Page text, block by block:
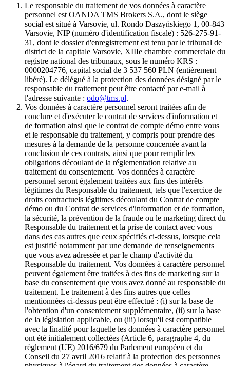
Le responsable du traitement de vos données à caractère
personnel est OANDA TMS Brokers S.A., dont le siège
social est situé à Varsovie, ul. Rondo Daszyńskiego 1, 00-843
Varsovie, NIP (numéro d'identification fiscale) : 526-275-91-
31, dont le dossier d'enregistrement est tenu par le tribunal de
district de la capitale Varsovie, XIIIe chambre commerciale du
registre national des tribunaux, sous le numéro KRS :
0000204776, capital social de 3 537 560 PLN (entièrement
libéré). Le délégué à la protection des données désigné par le
responsable du traitement peut être contacté par e-mail à
l'adresse suivante : odo@tms.pl.
Vos données à caractère personnel seront traitées afin de
conclure et d'exécuter le contrat de services d'information et
de formation ainsi que le contrat de compte démo entre vous
et le responsable du traitement, y compris pour prendre des
mesures à la demande de la personne concernée avant la
conclusion de ces contrats, ainsi que pour remplir les
obligations découlant de la réglementation relative au
traitement du consentement. Vos données à caractère
personnel seront également traitées aux fins des intérêts
légitimes du Responsable du traitement, tels que l'exercice de
droits contractuels légitimes découlant du Contrat de compte
démo ou du Contrat de services d'information et de formation,
la sécurité, la prévention de la fraude ou le marketing direct du
Responsable du traitement et la prise de contact avec vous
dans des cas autres que ceux spécifiés ci-dessus, lorsque cela
est justifié notamment par une demande de renseignements
que vous avez adressée et par le champ d'activité du
Responsable du traitement. Vos données à caractère personnel
peuvent également être traitées à des fins de marketing sur la
base du consentement que vous avez donné au responsable du
traitement. Le traitement à des fins autres que celles
mentionnées ci-dessus peut être effectué : (i) sur la base de
l'obtention d'un consentement supplémentaire, (ii) sur la base
de la législation applicable, ou (iii) lorsqu'il est compatible
avec la finalité pour laquelle les données à caractère personnel
ont été initialement collectées (Article 6, paragraphe 4, du
règlement (UE) 2016/679 du Parlement européen et du
Conseil du 27 avril 2016 relatif à la protection des personnes